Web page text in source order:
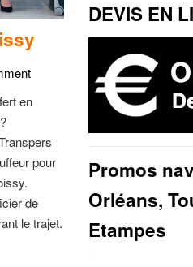
en
pour
de
le trajet.
DEVIS EN
Promos
Orléans,
Etampes